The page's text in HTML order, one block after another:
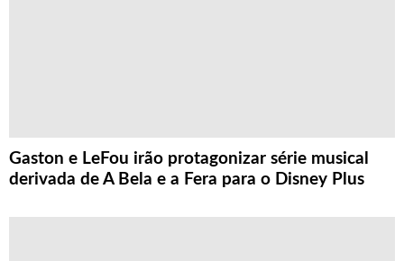
Gaston e LeFou irão protagonizar série musical
derivada de A Bela e a Fera para o Disney Plus